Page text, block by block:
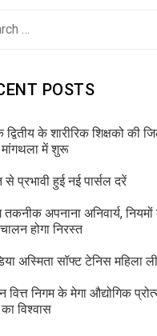
POSTS
द्वितीय के शारीरिक शिक्षको की
मांगथला में शुरू
प्रभावी हुई नई पार्सल दरें
अपनाना अनिवार्य,
होगा निरस्त
अस्मिता सॉफ्ट टेनिस महिला
वित्त निगम के मेगा औद्योगिक
का विश्वास